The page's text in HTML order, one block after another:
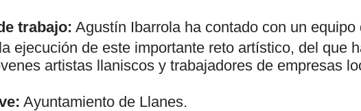
trabajo: Agustín Ibarrola ha contado con un equipo
ejecución de este importante reto artístico, del que
artistas llaniscos y trabajadores de empresas
Ayuntamiento de Llanes.